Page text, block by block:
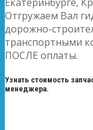
Отгружаем Вал
дорожно-
транспортными
ПОСЛЕ оплаты.
Узнать стоимость
менеджера.